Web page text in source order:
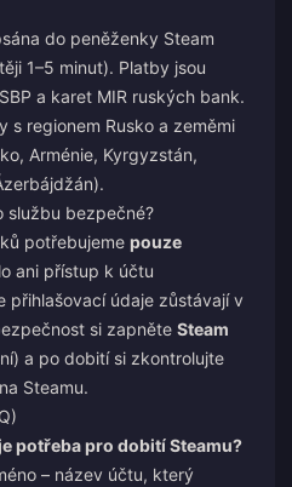
do peněženky Steam
1–5 minut). Platby jsou
a karet MIR ruských bank.
s regionem Rusko a zeměmi
Arménie, Kyrgyzstán,
službu bezpečné?
potřebujeme pouze
ani přístup k účtu
přihlašovací údaje zůstávají v
si zapněte Steam
a po dobití si zkontrolujte
Steamu.
potřeba pro dobití Steamu?
– název účtu, který